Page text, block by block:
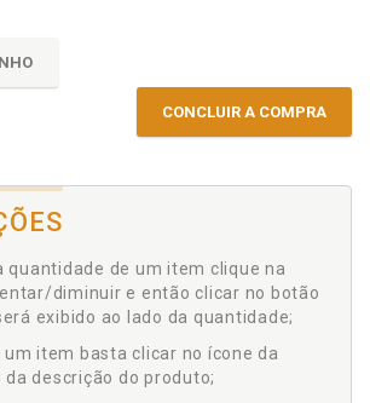
CONCLUIR A COMPRA
quantidade de um item clique na
diminuir e então clicar no botão
exibido ao lado da quantidade;
um item basta clicar no ícone da
da descrição do produto;